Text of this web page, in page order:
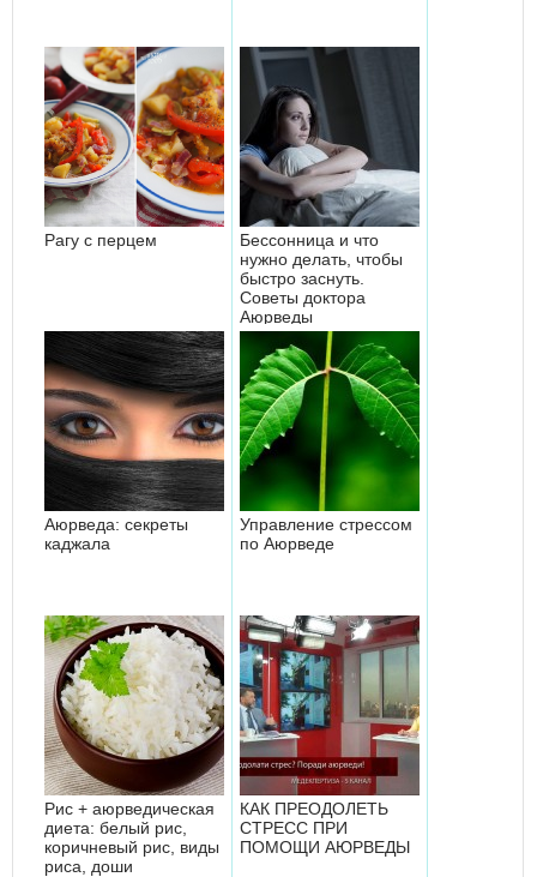
Рагу с перцем
Бессонница и что
нужно делать, чтобы
быстро заснуть.
Советы доктора
Аюрведы
Аюрведа: секреты
каджала
Управление стрессом
по Аюрведе
Рис + аюрведическая
диета: белый рис,
коричневый рис, виды
риса, доши
КАК ПРЕОДОЛЕТЬ
СТРЕСС ПРИ
ПОМОЩИ АЮРВЕДЫ